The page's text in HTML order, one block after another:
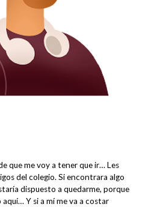
que me voy a tener que ir… Les
del colegio. Si encontrara algo
dispuesto a quedarme, porque
Y si a mí me va a costar